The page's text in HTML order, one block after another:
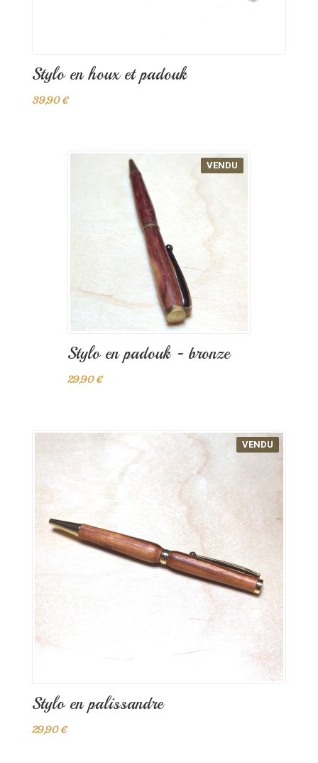
Stylo en houx et padouk
39,90 €
Stylo en padouk - bronze
29,90 €
VENDU
Stylo en palissandre
29,90 €
VENDU